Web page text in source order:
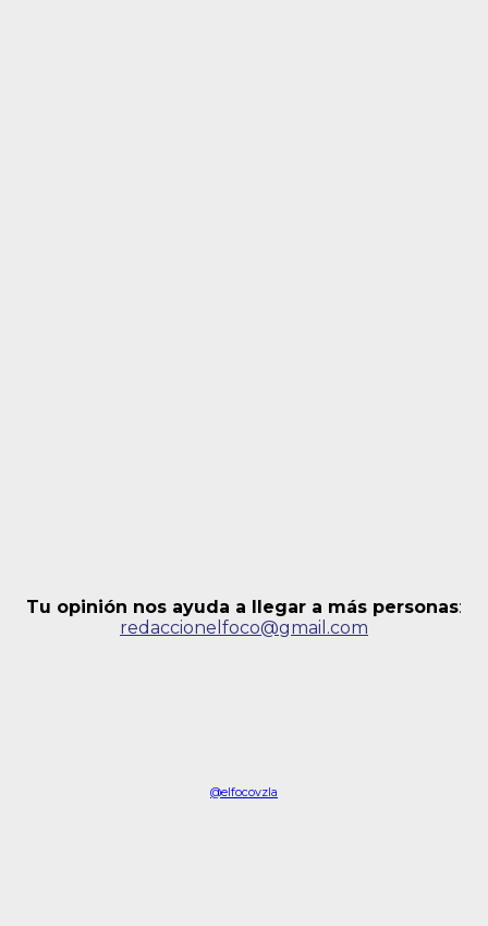
Tu opinión nos ayuda a llegar a más personas:
redaccionelfoco@gmail.com
@elfocovzla